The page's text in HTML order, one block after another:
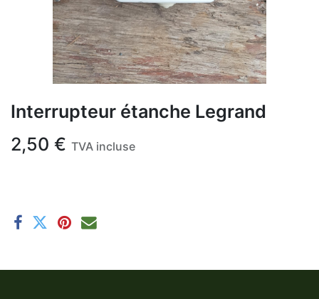
Interrupteur étanche Legrand
2,50 € TVA incluse